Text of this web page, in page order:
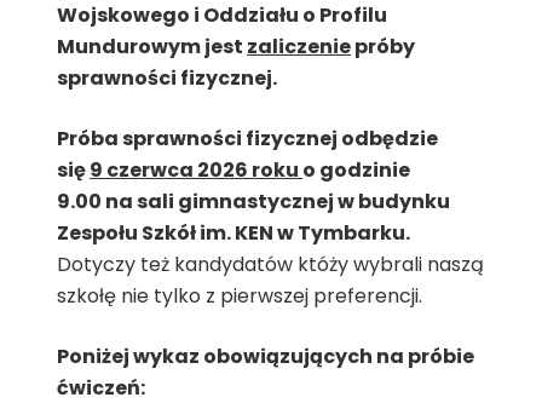
Wojskowego i Oddziału o Profilu
Mundurowymjest zaliczeniepróby
sprawności fizycznej.
Próba sprawności fizycznej odbędzie
się9 czerwca 2026 roku o godzinie
9.00 na sali gimnastycznej w budynku
Zespołu Szkół im. KEN w Tymbarku.
Dotyczy też kandydatów któży wybrali naszą
szkołę nie tylko z pierwszej preferencji.
Poniżej wykaz obowiązujących na próbie
ćwiczeń: